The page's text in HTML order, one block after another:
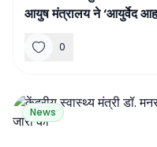
आयुष मंत्रालय ने ‘आयुर्वेद
0
News